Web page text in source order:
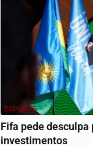
ESPORTE
Fifa pede
investimentos